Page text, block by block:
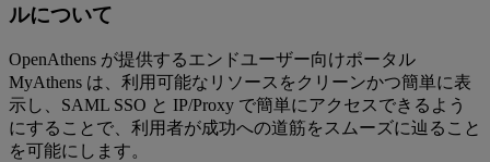
ルについて
OpenAthens が提供するエンドユーザー向けポータル
MyAthens は、利用可能なリソースをクリーンかつ簡単に表
示し、SAML SSO と IP/Proxy で簡単にアクセスできるよう
にすることで、利用者が成功への道筋をスムーズに辿ること
を可能にします。